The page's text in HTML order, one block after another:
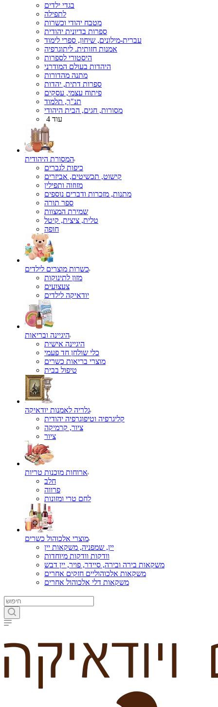
בגדי ילדים
לתפילה
מטבח יהודי וכשרות
ספרות בדיונית יהודית
עברית-מילונים, שיחון, ספרי לימוד
אמנות חזותית. ליתוגרפיה
היסטורי לספרות
היהדות בעולם המודרני
מתנה מהדורות
ספרות דתית, יהדות
פיתוח עצמי, עסקים
תנ"ך, תלמוד
מסורות, חגים, הבית היהודי
עוד 4
המסורת היהודית
כיפות לגברים
קישוט, תכשיטים, אביזרים
מזוזוה ותפילין
מתנות, מזכרות ודברים נוספים
ספר תורה
שמירת המצוות
טלית, ציצית, קיטל
כשרות מוצרים לילדים
מזון לתינוקות
צעצועים
יודאיקה לילדים
היגיינה ובריאות
היגיינה אישית
כלי שולחן חד פעמי
מוצרי בריאות כשרים
טיפול בבית
גלריה לאמנות יודאיקה
קליגרפיה וטיפוגרפיה יהודית
ציור, קרמיקה
ציור
ארוחות מוכנות טריות
חלב
פרווה
לחם טרי ומזונות
מוצרי אלכוהול כשרים
יין, שמפניה, משקאות יין
וודקות וודקות מיוחדות
משקאות בירה ובירה, סיידר, פויר, יין דבש
משקאות אלכוהוליים חזקים אחרים
משקאות דלי אלכוהול אחרים